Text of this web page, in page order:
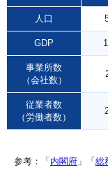
人口
GDP
事業所数
（会社数）
従業者数
（労働者数）
参考：「内閣府 」「総